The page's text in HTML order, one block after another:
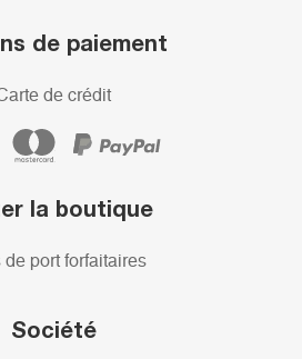
de paiement
de crédit
la boutique
de port forfaitaires
Société